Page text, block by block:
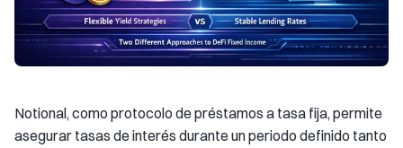
Notional, como protocolo de préstamos a tasa fija, permite
asegurar tasas de interés durante un periodo definido tanto